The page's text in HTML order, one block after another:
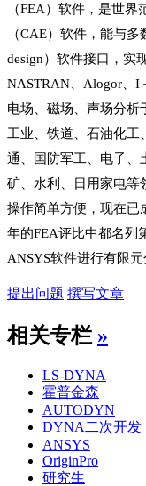
（FEA）软件，是世
（CAE）软件，能与
design）软件接口，实
NASTRAN、Alogor、I
电场、磁场、声场分析
工业、铁道、石油化工
通、国防军工、电子、
矿、水利、日用家电等
操作简单方便，现在已
年的FEA评比中都名列
ANSYS软件进行有限
提出问题 撰写文章
相关专栏 »
LS-DYNA
霍普金森
AUTODYN
DYNA二次开发
ANSYS
OriginPro
研究生